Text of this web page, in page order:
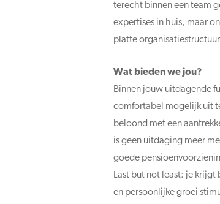
terecht binnen een team
expertises in huis, maar
platte
Wat bieden we jou?
Binnen jouw uitdagende
comfortabel mogelijk uit
beloond met een
is geen uitdaging meer
goede
Last but not least: je
en persoonlijke groei